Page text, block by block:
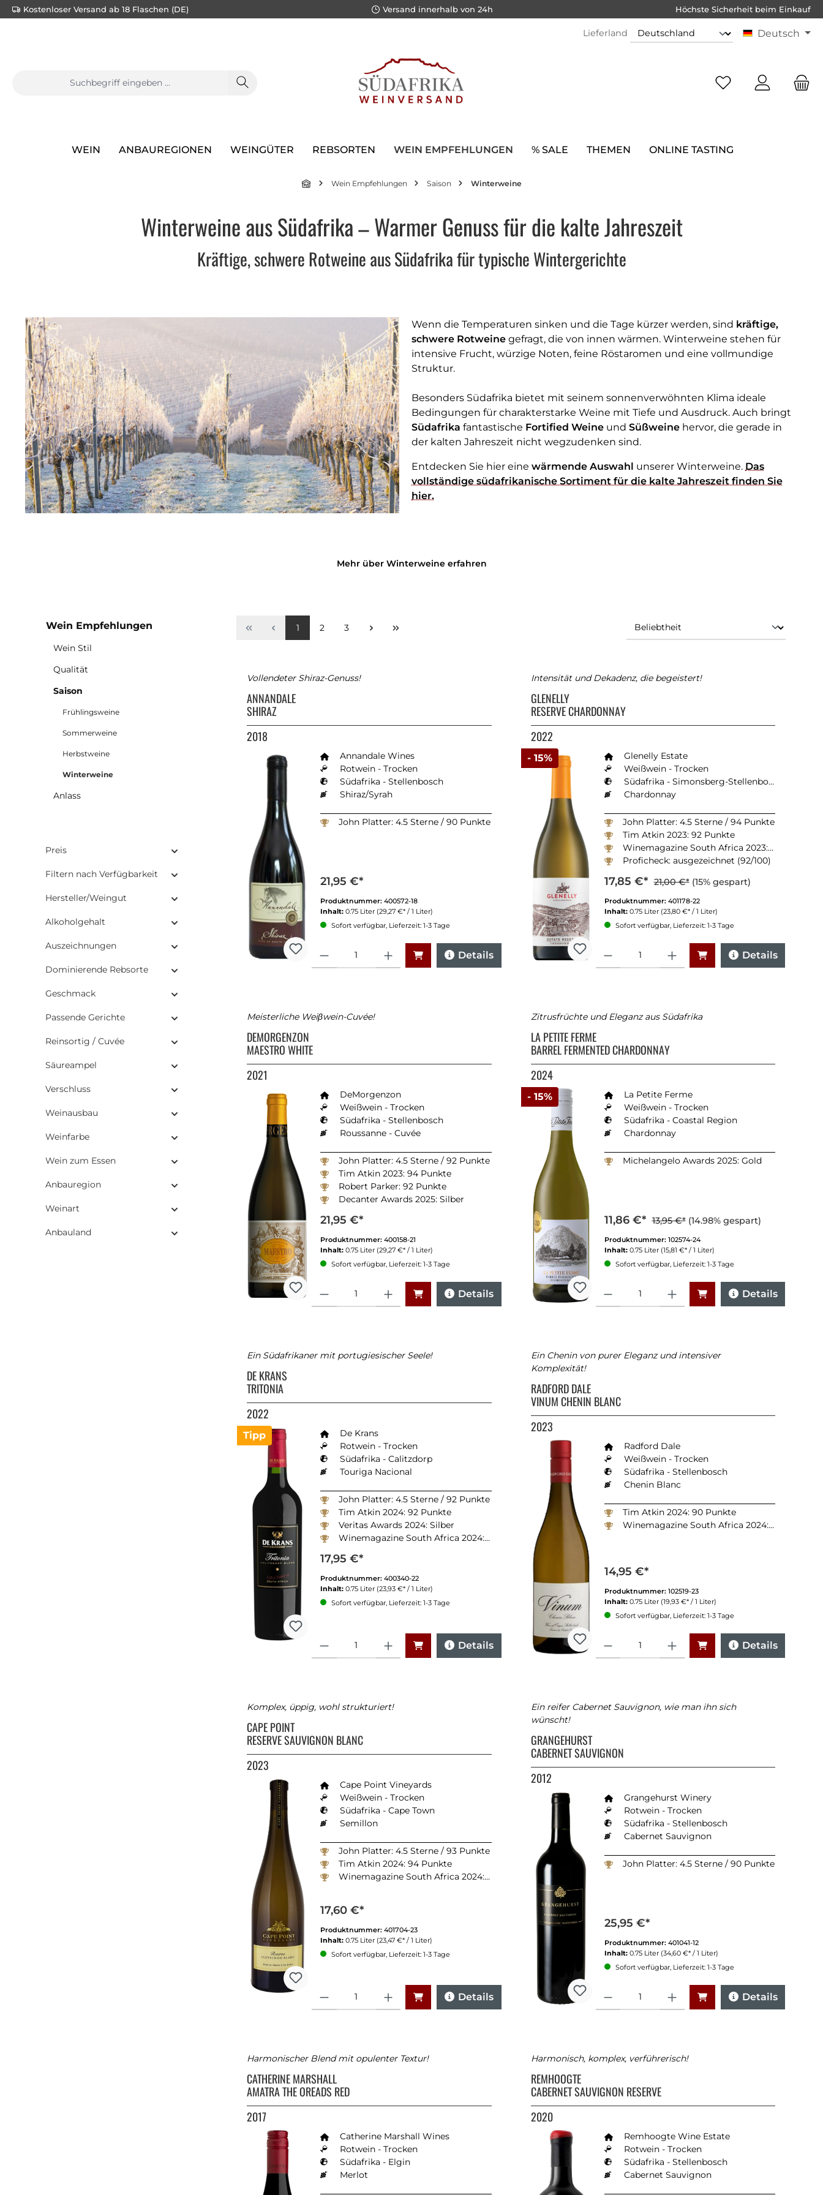
springen Zur Hauptnavigation springen
Kostenloser Versand ab 18 Flaschen (DE) Versand innerhalb von 24h Höchste Sicherheit beim Einkauf
Lieferland Deutsch
WEIN ANBAUREGIONEN WEINGÜTER REBSORTEN WEIN EMPFEHLUNGEN % SALE THEMEN ONLINE TASTING
Wein Empfehlungen Saison Winterweine
Winterweine aus Südafrika – Warmer Genuss für die kalte Jahreszeit
Kräftige, schwere Rotweine aus Südafrika für typische Wintergerichte
Wenn die Temperaturen sinken und die Tage kürzer werden, sind kräftige,
schwere Rotweine gefragt, die von innen wärmen. Winterweine stehen für
intensive Frucht, würzige Noten, feine Röstaromen und eine vollmundige
Struktur.
Besonders Südafrika bietet mit seinem sonnenverwöhnten Klima ideale
Bedingungen für charakterstarke Weine mit Tiefe und Ausdruck. Auch bringt
Südafrika fantastische Fortified Weine und Süßweine hervor, die gerade in
der kalten Jahreszeit nicht wegzudenken sind.
Entdecken Sie hier eine wärmende Auswahl unserer Winterweine. Das
vollständige südafrikanische Sortiment für die kalte Jahreszeit finden Sie
hier.
Mehr über Winterweine erfahren
Wein Empfehlungen
Wein Stil
Qualität
Saison
Frühlingsweine
Sommerweine
Herbstweine
Winterweine
Anlass
Preis
Filtern nach Verfügbarkeit
Hersteller/Weingut
Alkoholgehalt
Auszeichnungen
Dominierende Rebsorte
Geschmack
Passende Gerichte
Reinsortig / Cuvée
Säureampel
Verschluss
Weinausbau
Weinfarbe
Wein zum Essen
Anbauregion
Weinart
Anbauland
1 2 3
Vollendeter Shiraz-Genuss!
ANNANDALE
SHIRAZ
2018
Annandale Wines
Rotwein - Trocken
Südafrika - Stellenbosch
Shiraz/Syrah
John Platter: 4.5 Sterne / 90 Punkte
21,95 €*
Produktnummer: 400572-18
Inhalt: 0.75 Liter (29,27 €* / 1 Liter)
Sofort verfügbar, Lieferzeit: 1-3 Tage
Details
- 15%
Intensität und Dekadenz, die begeistert!
GLENELLY
RESERVE CHARDONNAY
2022
Glenelly Estate
Weißwein - Trocken
Südafrika - Simonsberg-Stellenbosch
Chardonnay
John Platter: 4.5 Sterne / 94 Punkte
Tim Atkin 2023: 92 Punkte
Winemagazine South Africa 2023: 90 Punkte
Proficheck: ausgezeichnet (92/100)
17,85 €* 21,00 €* (15% gespart)
Produktnummer: 401178-22
Inhalt: 0.75 Liter (23,80 €* / 1 Liter)
Sofort verfügbar, Lieferzeit: 1-3 Tage
Details
Meisterliche Weiβwein-Cuvée!
DEMORGENZON
MAESTRO WHITE
2021
DeMorgenzon
Weißwein - Trocken
Südafrika - Stellenbosch
Roussanne - Cuvée
John Platter: 4.5 Sterne / 92 Punkte
Tim Atkin 2023: 94 Punkte
Robert Parker: 92 Punkte
Decanter Awards 2025: Silber
21,95 €*
Produktnummer: 400158-21
Inhalt: 0.75 Liter (29,27 €* / 1 Liter)
Sofort verfügbar, Lieferzeit: 1-3 Tage
Details
- 15%
Zitrusfrüchte und Eleganz aus Südafrika
LA PETITE FERME
BARREL FERMENTED CHARDONNAY
2024
La Petite Ferme
Weißwein - Trocken
Südafrika - Coastal Region
Chardonnay
Michelangelo Awards 2025: Gold
11,86 €* 13,95 €* (14.98% gespart)
Produktnummer: 102574-24
Inhalt: 0.75 Liter (15,81 €* / 1 Liter)
Sofort verfügbar, Lieferzeit: 1-3 Tage
Details
Tipp
Ein Südafrikaner mit portugiesischer Seele!
DE KRANS
TRITONIA
2022
De Krans
Rotwein - Trocken
Südafrika - Calitzdorp
Touriga Nacional
John Platter: 4.5 Sterne / 92 Punkte
Tim Atkin 2024: 92 Punkte
Veritas Awards 2024: Silber
Winemagazine South Africa 2024: 90 Punkte
17,95 €*
Produktnummer: 400340-22
Inhalt: 0.75 Liter (23,93 €* / 1 Liter)
Sofort verfügbar, Lieferzeit: 1-3 Tage
Details
Ein Chenin von purer Eleganz und intensiver
Komplexität!
RADFORD DALE
VINUM CHENIN BLANC
2023
Radford Dale
Weißwein - Trocken
Südafrika - Stellenbosch
Chenin Blanc
Tim Atkin 2024: 90 Punkte
Winemagazine South Africa 2024: 94 Punkte
14,95 €*
Produktnummer: 102519-23
Inhalt: 0.75 Liter (19,93 €* / 1 Liter)
Sofort verfügbar, Lieferzeit: 1-3 Tage
Details
Komplex, üppig, wohl strukturiert!
CAPE POINT
RESERVE SAUVIGNON BLANC
2023
Cape Point Vineyards
Weißwein - Trocken
Südafrika - Cape Town
Semillon
John Platter: 4.5 Sterne / 93 Punkte
Tim Atkin 2024: 94 Punkte
Winemagazine South Africa 2024: 91 Punkte
17,60 €*
Produktnummer: 401704-23
Inhalt: 0.75 Liter (23,47 €* / 1 Liter)
Sofort verfügbar, Lieferzeit: 1-3 Tage
Details
Ein reifer Cabernet Sauvignon, wie man ihn sich
wünscht!
GRANGEHURST
CABERNET SAUVIGNON
2012
Grangehurst Winery
Rotwein - Trocken
Südafrika - Stellenbosch
Cabernet Sauvignon
John Platter: 4.5 Sterne / 90 Punkte
25,95 €*
Produktnummer: 401041-12
Inhalt: 0.75 Liter (34,60 €* / 1 Liter)
Sofort verfügbar, Lieferzeit: 1-3 Tage
Details
Harmonischer Blend mit opulenter Textur!
CATHERINE MARSHALL
AMATRA THE OREADS RED
2017
Catherine Marshall Wines
Rotwein - Trocken
Südafrika - Elgin
Merlot
Harmonisch, komplex, verführerisch!
REMHOOGTE
CABERNET SAUVIGNON RESERVE
2020
Remhoogte Wine Estate
Rotwein - Trocken
Südafrika - Stellenbosch
Cabernet Sauvignon